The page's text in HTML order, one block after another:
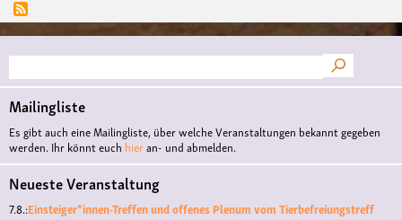
Suche
Mailingliste
Es gibt auch eine Mailingliste, über welche Veranstaltungen bekannt gegeben
werden. Ihr könnt euch hieran- und abmelden.
Neueste Veranstaltung
7.8.:Einsteiger*innen-Treffen und offenes Plenum vom Tierbefreiungstreff